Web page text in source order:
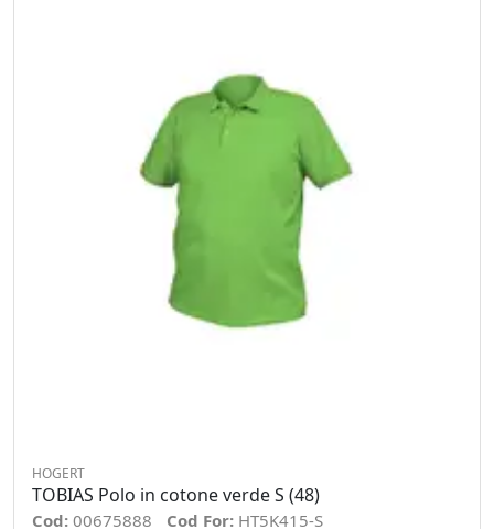
HOGERT
TOBIAS Polo in cotone verde S (48)
Cod: 00675888 Cod For: HT5K415-S